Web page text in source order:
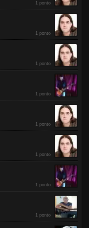
1 ponto
1 ponto
1 ponto
1 ponto
1 ponto
1 ponto
1 ponto
1 ponto